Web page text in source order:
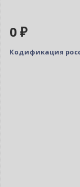
0 ₽
Кодификация